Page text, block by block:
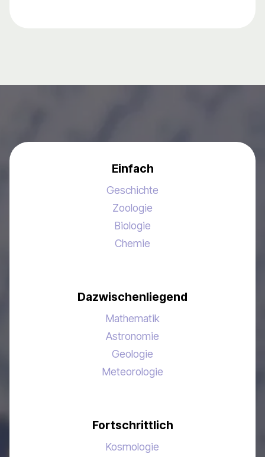
Einfach
Geschichte
Zoologie
Biologie
Chemie
Dazwischenliegend
Mathematik
Astronomie
Geologie
Meteorologie
Fortschrittlich
Kosmologie